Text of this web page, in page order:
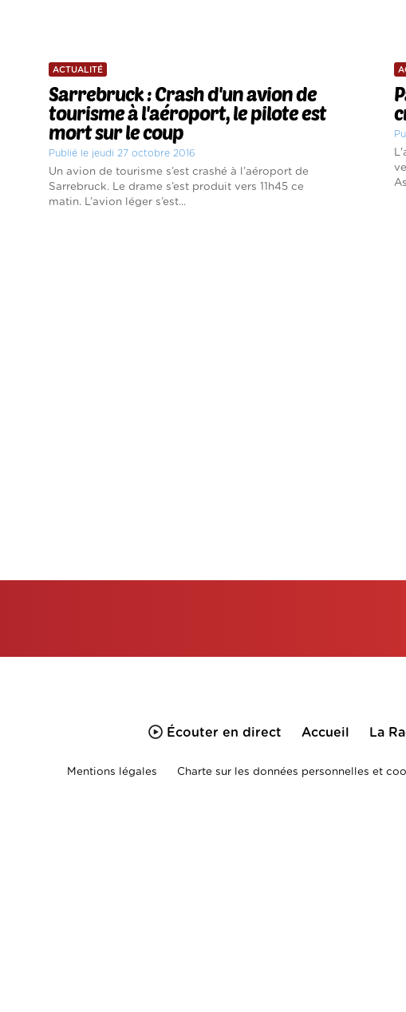
ACTUALITÉ
Sarrebruck : Crash d'un avion de
tourisme à l'aéroport, le pilote est
mort sur le coup
Publié le jeudi 27 octobre 2016
Un avion de tourisme s’est crashé à l’aéroport de
Sarrebruck. Le drame s’est produit vers 11h45 ce
matin. L’avion léger s’est...
Écouter en direct Accueil La
Mentions légales Charte sur les données personnelles et